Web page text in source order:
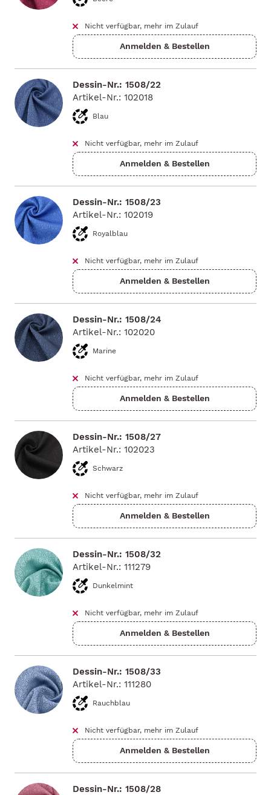
Nicht verfügbar, mehr im Zulauf
Dessin-Nr.: 1508/22
Artikel-Nr.: 102018
Blau
Nicht verfügbar, mehr im Zulauf
Dessin-Nr.: 1508/23
Artikel-Nr.: 102019
Royalblau
Nicht verfügbar, mehr im Zulauf
Dessin-Nr.: 1508/24
Artikel-Nr.: 102020
Marine
Nicht verfügbar, mehr im Zulauf
Dessin-Nr.: 1508/27
Artikel-Nr.: 102023
Schwarz
Nicht verfügbar, mehr im Zulauf
Dessin-Nr.: 1508/32
Artikel-Nr.: 111279
Dunkelmint
Nicht verfügbar, mehr im Zulauf
Dessin-Nr.: 1508/33
Artikel-Nr.: 111280
Rauchblau
Nicht verfügbar, mehr im Zulauf
Dessin-Nr.: 1508/28